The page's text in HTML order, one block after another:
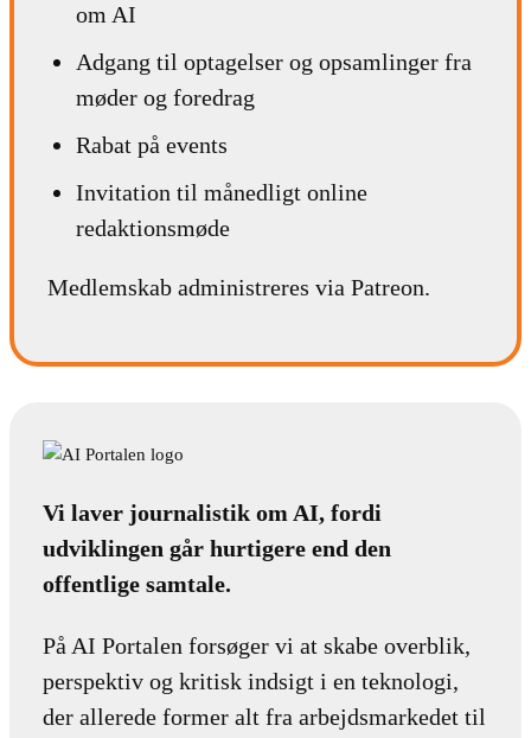
om AI
Adgang til optagelser og opsamlinger fra
møder og foredrag
Rabat på events
Invitation til månedligt online
redaktionsmøde
Medlemskab administreres via Patreon.
Vi laver journalistik om AI, fordi
udviklingen går hurtigere end den
offentlige samtale.
På AI Portalen forsøger vi at skabe overblik,
perspektiv og kritisk indsigt i en teknologi,
der allerede former alt fra arbejdsmarkedet til